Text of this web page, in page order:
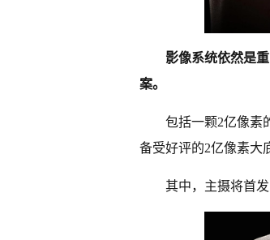
影像系统依然是
案。
包括一颗2亿像素
备受好评的2亿像素大
其中，主摄将首